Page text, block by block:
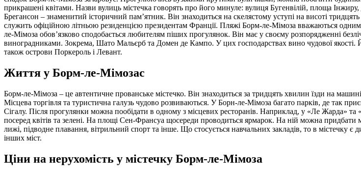
прикрашені квітами. Назви вулиць містечка говорять про його минуле: вулиця Бугенвілій, площа
Брегансон – знаменитий історичний пам’ятник. Він знаходиться на скелястому уступі на висоті
служить офіційною літньою резиденцією президентам Франції. Пляжі Борм-ле-Мімоза вважаються
ле-Мімоза обов’язково сподобається любителям піших прогулянок. Він має у своєму розпорядженні
виноградниками. Зокрема, Шато Мальєрб та Домен де Кампо. У цих господарствах вино чудової якості.
також острови Поркероль і Левант.
Життя у Борм-ле-Мімозас
Борм-ле-Мімоза – це автентичне прованське містечко. Він знаходиться за тридцять хвилин їзди на
Місцева торгівля та туристична галузь чудово розвиваються. У Борн-ле-Мімоза багато парків, де так
Сігалу. Після прогулянки можна пообідати в одному з місцевих ресторанів. Наприклад, у «Ле Жарда»
посеред квітів та зелені. На площі Сен-Франсуа щосереди проводиться ярмарок. На ній можна
лижі, підводне плавання, вітрильний спорт та інше. Що стосується навчальних закладів, то в
інших міст.
Ціни на нерухомість у містечку Борм-ле-Мімоза